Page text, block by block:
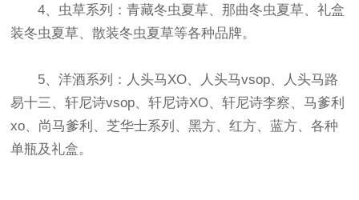
4、虫草系列：青藏冬虫夏草、那曲冬虫夏草、礼盒
装冬虫夏草、散装冬虫夏草等各种品牌。
5、洋酒系列：人头马XO、人头马vsop、人头马路
易十三、轩尼诗vsop、轩尼诗XO、轩尼诗李察、马爹利
xo、尚马爹利、芝华士系列、黑方、红方、蓝方、各种
单瓶及礼盒。